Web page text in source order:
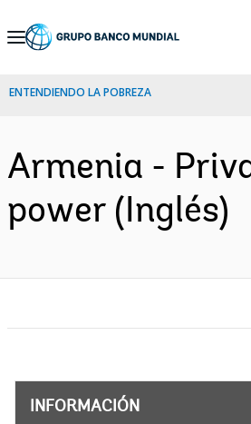
Skip
Navigation
ENTENDIENDO LA POBREZA
Armenia -
power (Inglés)
INFORMACIÓN